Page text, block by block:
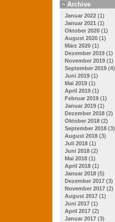
Archive
Januar 2022 (1)
Januar 2021 (1)
Oktober 2020 (1)
August 2020 (1)
März 2020 (1)
Dezember 2019 (1)
November 2019 (1)
September 2019 (4)
Juni 2019 (1)
Mai 2019 (1)
April 2019 (1)
Februar 2019 (1)
Januar 2019 (1)
Dezember 2018 (2)
Oktober 2018 (2)
September 2018 (3)
August 2018 (3)
Juli 2018 (1)
Juni 2018 (2)
Mai 2018 (1)
April 2018 (1)
Januar 2018 (5)
Dezember 2017 (3)
November 2017 (2)
August 2017 (1)
Juni 2017 (1)
April 2017 (2)
Januar 2017 (3)